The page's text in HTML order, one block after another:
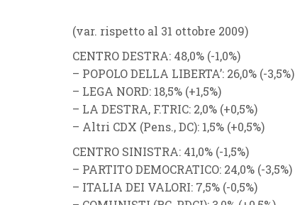
(var. rispetto al 31 ottobre 2009)
CENTRO DESTRA: 48,0% (-1,0%)
– POPOLO DELLA LIBERTA’: 26,0% (-3,5%)
– LEGA NORD: 18,5% (+1,5%)
– LA DESTRA, F.TRIC: 2,0% (+0,5%)
– Altri CDX (Pens., DC): 1,5% (+0,5%)
CENTRO SINISTRA: 41,0% (-1,5%)
– PARTITO DEMOCRATICO: 24,0% (-3,5%)
– ITALIA DEI VALORI: 7,5% (-0,5%)